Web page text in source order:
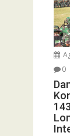
0